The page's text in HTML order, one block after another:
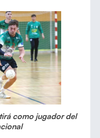
como jugador del